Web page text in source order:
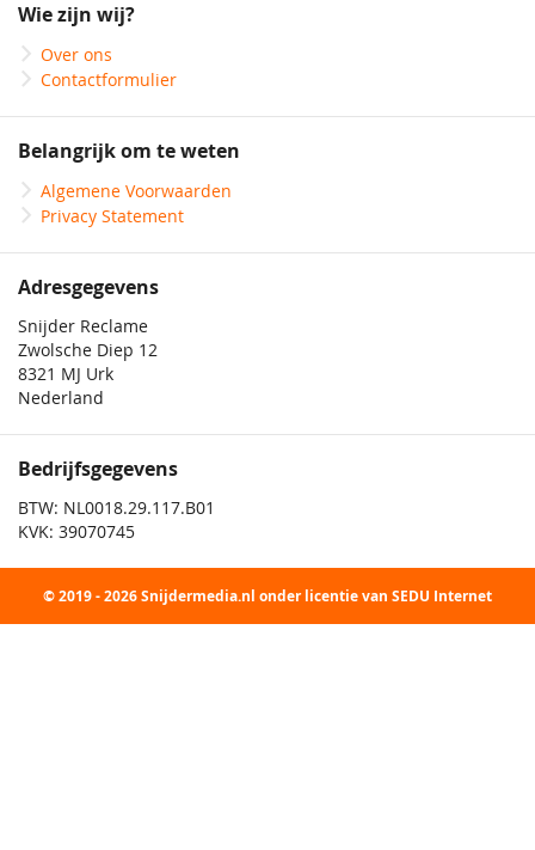
nieuwsbrief
Wie zijn wij?
Over ons
Contactformulier
Belangrijk om te weten
Algemene Voorwaarden
Privacy Statement
Adresgegevens
Snijder Reclame
Zwolsche Diep 12
8321 MJ Urk
Nederland
Bedrijfsgegevens
BTW: NL0018.29.117.B01
KVK: 39070745
© 2019 - 2026 Snijdermedia.nl onder licentie van SEDU Internet